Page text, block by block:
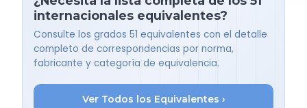
internacionales equivalentes?
Consulte los grados 51 equivalentes con el detalle
completo de correspondencias por norma,
fabricante y categoría de equivalencia.
Ver Todos los Equivalentes ›